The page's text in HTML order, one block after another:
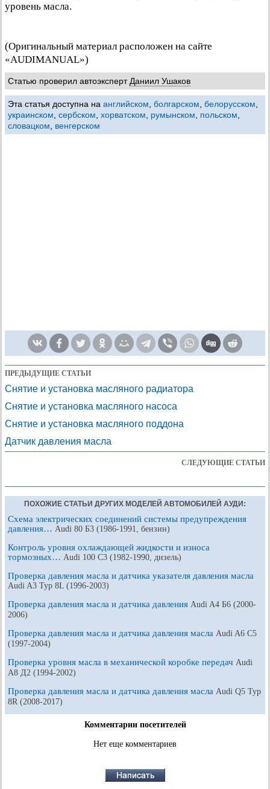
уровень масла.
(Оригинальный материал расположен на сайте
«AUDIMANUAL»)
Статью проверил автоэксперт Даниил Ушаков
Эта статья доступна на английском болгарском белорусском
украинском сербском хорватском румынском польском
словацком
венгерском
ПРЕДЫДУЩИЕ СТАТЬИ
Снятие и установка масляного радиатора
Снятие и установка масляного насоса
Снятие и установка масляного поддона
Датчик давления масла
СЛЕДУЮЩИЕ СТАТЬИ
ПОХОЖИЕ СТАТЬИ ДРУГИХ МОДЕЛЕЙ АВТОМОБИЛЕЙ АУДИ:
Схема электрических соединений системы предупреждения
давления… Audi 80 Б3 (1986-1991, бензин)
Контроль уровня охлаждающей жидкости и износа
тормозных… Audi 100 С3 (1982-1990, дизель)
Проверка давления масла и датчика указателя давления масла
Audi A3 Typ 8L (1996-2003)
Проверка давления масла и датчика давления Audi A4 Б6 (2000-
2006)
Проверка давления масла и датчика давления масла Audi A6 С5
(1997-2004)
Проверка уровня масла в механической коробке передач Audi
A8 Д2 (1994-2002)
Проверка давления масла и датчика давления масла Audi Q5 Typ
8R (2008-2017)
Комментарии посетителей
Нет еще комментариев